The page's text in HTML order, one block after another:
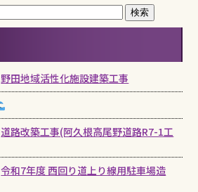
野田地域活性化施設建築工事
道路改築工事(阿久根高尾野道路R7-1工
令和7年度 西回り道上り線用駐車場造